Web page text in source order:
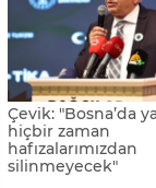
Çevik: "Bosna’da
hiçbir zaman
hafızalarımızdan
silinmeyecek"